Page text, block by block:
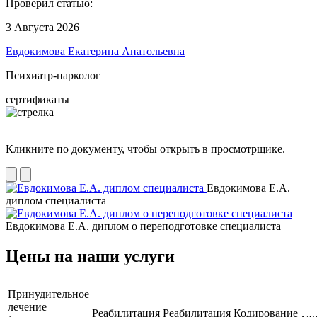
Проверил статью:
3 Августа 2026
Евдокимова Екатерина Анатольевна
Психиатр-нарколог
сертификаты
Кликните по документу, чтобы открыть в просмотрщике.
Евдокимова Е.А.
диплом специалиста
Евдокимова Е.А. диплом о переподготовке специалиста
Цены на наши услуги
Принудительное
лечение
Реабилитация Реабилитация Кодирование